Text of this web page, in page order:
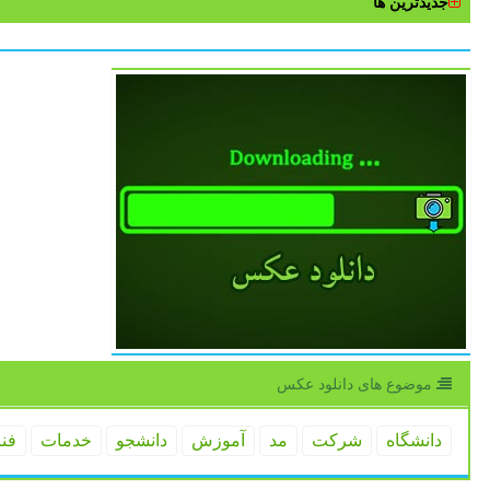
موضوع های دانلود عكس
دانشگاه شركت مد آموزش دانشجو خدمات